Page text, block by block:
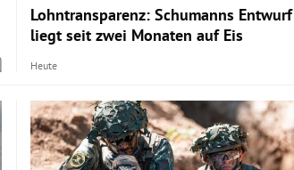
Lohntransparenz: Schumanns Entwurf
liegt seit zwei Monaten auf Eis
Heute